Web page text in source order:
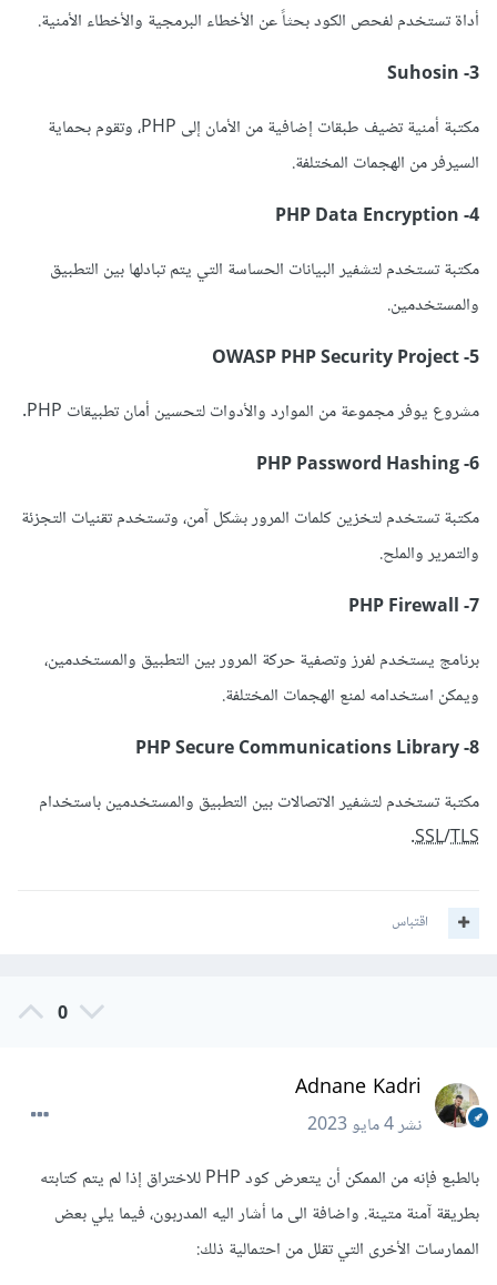
أداة تستخدم لفحص الكود بحثاً عن الأخطاء البرمجية والأخطاء الأمنية.
3- Suhosin
مكتبة أمنية تضيف طبقات إضافية من الأمان إلى PHP، وتقوم بحماية
السيرفر من الهجمات المختلفة.
4- PHP Data Encryption
مكتبة تستخدم لتشفير البيانات الحساسة التي يتم تبادلها بين التطبيق
والمستخدمين.
5- OWASP PHP Security Project
مشروع يوفر مجموعة من الموارد والأدوات لتحسين أمان تطبيقات PHP.
6- PHP Password Hashing
مكتبة تستخدم لتخزين كلمات المرور بشكل آمن، وتستخدم تقنيات التجزئة
والتمرير والملح.
7- PHP Firewall
برنامج يستخدم لفرز وتصفية حركة المرور بين التطبيق والمستخدمين،
ويمكن استخدامه لمنع الهجمات المختلفة.
8- PHP Secure Communications Library
مكتبة تستخدم لتشفير الاتصالات بين التطبيق والمستخدمين باستخدام
SSL/TLS
.
اقتباس
0
Adnane Kadri
نشر4 مايو 2023
بالطبع فإنه من الممكن أن يتعرض كود PHP للاختراق إذا لم يتم كتابته
بطريقة آمنة متينة. واضافة الى ما أشار اليه المدربون، فيما يلي بعض
الممارسات الأخرى التي تقلل من احتمالية ذلك: